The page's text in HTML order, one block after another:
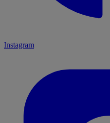
Instagram